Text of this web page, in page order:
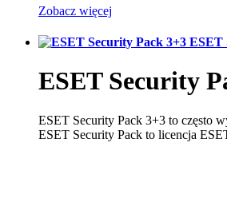
Zobacz więcej
ESET
ESET Security
ESET Security Pack 3+3 to często
ESET Security Pack to licencja